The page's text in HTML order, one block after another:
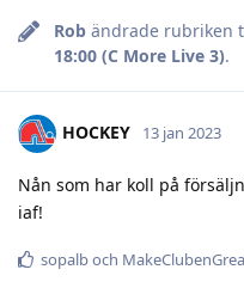
Rob ändrade rubriken
18:00 (C More Live 3).
HOCKEY 13 jan 2023
Nån som har koll på
iaf!
sopalboch